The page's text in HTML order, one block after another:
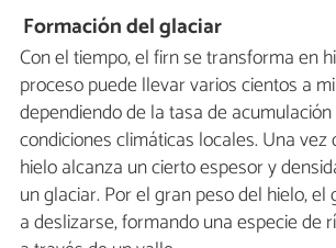
Formación del glaciar
Con el tiempo, el firn se transforma en
proceso puede llevar varios cientos a
dependiendo de la tasa de
condiciones climáticas locales. Una
hielo alcanza un cierto espesor y
un glaciar. Por el gran peso del hielo, el
a deslizarse, formando una especie de